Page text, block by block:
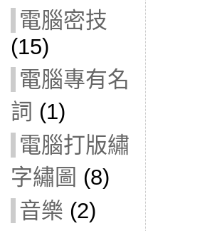
電腦密技
(15)
電腦專有名
詞 (1)
電腦打版繡
字繡圖 (8)
音樂 (2)